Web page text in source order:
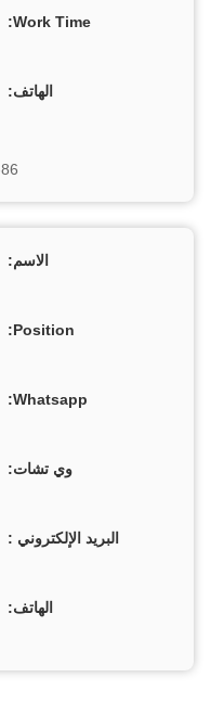
Work Time:
الهاتف:
86--13625276829 (Nonworking Time)
الاسم:
Position:
Whatsapp:
وي تشات:
البريد الإلكتروني :
الهاتف: